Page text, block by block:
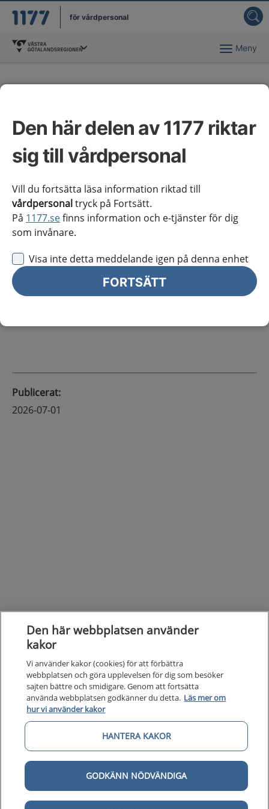
Den här delen av 1177 riktar
sig till vårdpersonal
Vill du fortsätta läsa information riktad till
vårdpersonaltryck på Fortsätt.
På 1177.sefinns information och e-tjänster för dig
som invånare.
Visa inte detta meddelande igen på denna enhet
FORTSÄTT
för vårdpersonal
Du har valt region Meny
kunskapsstöd
Varje månad* publiceras nya eller reviderade
kunskapsstöd och vårdförlopp. Nedan listas de
senast publicerade kunskapsstöden och
vårdförloppen.
*) med undantag för februari, augusti och september när det gäller
kunskapsstöd med möjlighet till regionala tillägg
Nyheter
Publicerat:
2026-07-01
Om 1177 för vårdpersonal
Den här webbplatsen använder
kakor
Vi använder kakor (cookies) för att förbättra
webbplatsen och göra upplevelsen för dig som besöker
sajten bättre och smidigare. Genom att fortsätta
använda webbplatsen godkänner du detta. Läs mer om
hur vi använder kakor
HANTERA KAKOR
GODKÄNN NÖDVÄNDIGA